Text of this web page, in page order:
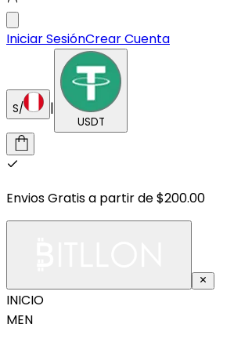
Iniciar SesiónCrear Cuenta
S/ |
USDT
Envios Gratis a partir de $200.00
INICIO
MEN